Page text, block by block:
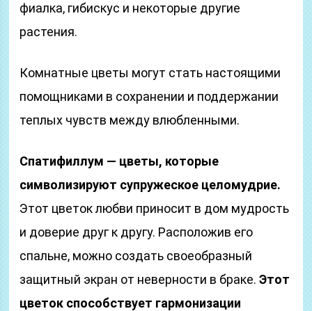
фиалка, гибискус и некоторые другие
растения.
Комнатные цветы могут стать настоящими
помощниками в сохранении и поддержании
теплых чувств между влюбленными.
Спатифиллум — цветы, которые
символизируют супружеское целомудрие.
Этот цветок любви приносит в дом мудрость
и доверие друг к другу. Расположив его
спальне, можно создать своеобразный
защитный экран от неверности в браке.Этот
цветок способствует гармонизации